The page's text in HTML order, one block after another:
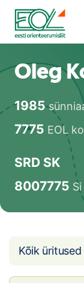
Liigu
sisu
juurde
Estonian
Uudised
Eesti
Telli
Noored
Oleg
1985
7775 EOL
SRD SK
8007775
Kõik üritused